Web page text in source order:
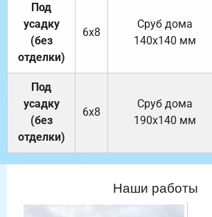
Под
усадку
(без
отделки)
6х8
Cруб дома
140х140 мм
Под
усадку
(без
отделки)
6х8
Cруб дома
190х140 мм
Наши работы